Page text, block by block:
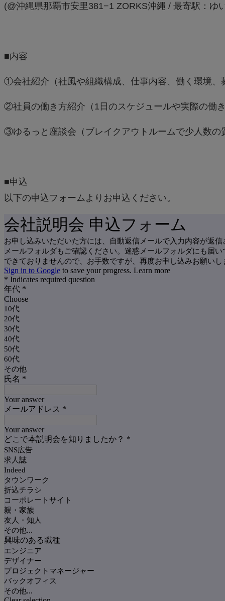
(@沖縄県那覇市安里381−1 ZORKS沖縄 / 最寄駅：ゆ
■内容
①会社紹介（社風や組織構成、仕事内容、働く環境、
②社員の働き方紹介（1日のスケジュールや実際の働
③ゆるっと座談会（ブレイクアウトルームで少人数の
■申込
以下の申込フォームよりお申込ください。